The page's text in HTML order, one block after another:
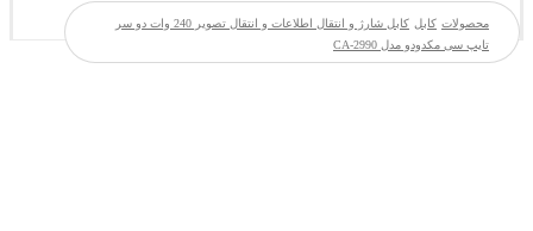
محصولات کابل
کابل شارژ و انتقال اطلاعات و انتقال تصویر 240 وات دو سر
تایپ سی مکدودو مدل CA-2990